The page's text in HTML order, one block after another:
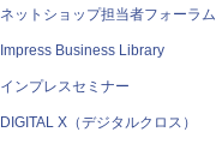
ネットショップ担当者フォーラム
Impress Business Library
インプレスセミナー
DIGITAL X（デジタルクロス）